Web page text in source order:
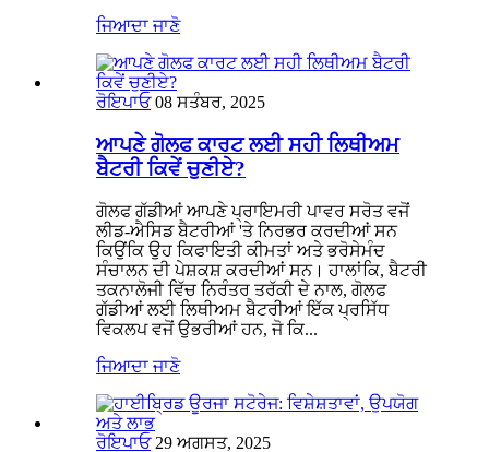
ਜਿਆਦਾ ਜਾਣੋ
ਰੋਇਪਾਓ 08 ਸਤੰਬਰ, 2025
ਆਪਣੇ ਗੋਲਫ ਕਾਰਟ ਲਈ ਸਹੀ ਲਿਥੀਅਮ
ਬੈਟਰੀ ਕਿਵੇਂ ਚੁਣੀਏ?
ਗੋਲਫ ਗੱਡੀਆਂ ਆਪਣੇ ਪ੍ਰਾਇਮਰੀ ਪਾਵਰ ਸਰੋਤ ਵਜੋਂ
ਲੀਡ-ਐਸਿਡ ਬੈਟਰੀਆਂ 'ਤੇ ਨਿਰਭਰ ਕਰਦੀਆਂ ਸਨ
ਕਿਉਂਕਿ ਉਹ ਕਿਫਾਇਤੀ ਕੀਮਤਾਂ ਅਤੇ ਭਰੋਸੇਮੰਦ
ਸੰਚਾਲਨ ਦੀ ਪੇਸ਼ਕਸ਼ ਕਰਦੀਆਂ ਸਨ। ਹਾਲਾਂਕਿ, ਬੈਟਰੀ
ਤਕਨਾਲੋਜੀ ਵਿੱਚ ਨਿਰੰਤਰ ਤਰੱਕੀ ਦੇ ਨਾਲ, ਗੋਲਫ
ਗੱਡੀਆਂ ਲਈ ਲਿਥੀਅਮ ਬੈਟਰੀਆਂ ਇੱਕ ਪ੍ਰਸਿੱਧ
ਵਿਕਲਪ ਵਜੋਂ ਉਭਰੀਆਂ ਹਨ, ਜੋ ਕਿ...
ਜਿਆਦਾ ਜਾਣੋ
ਰੋਇਪਾਓ 29 ਅਗਸਤ, 2025